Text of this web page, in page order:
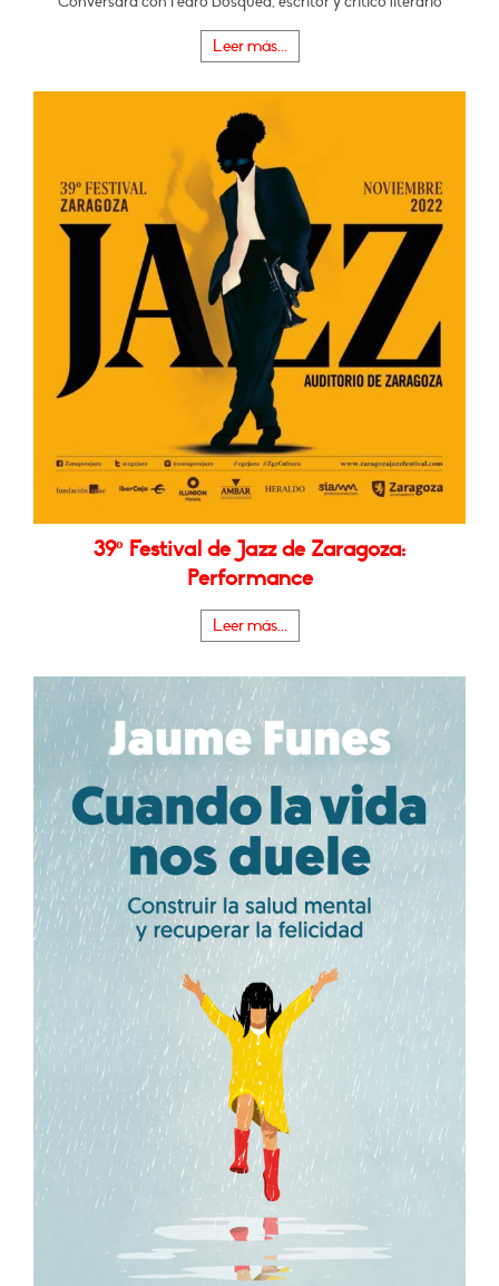
Leer más...
39º Festival de Jazz de Zaragoza:
Performance
Leer más...